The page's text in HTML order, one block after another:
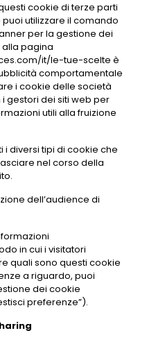
cookie di terze parti
utilizzare il comando
per la gestione dei
pagina
it/le-tue-scelte è
comportamentale
i cookie delle società
gestori dei siti web per
utili alla fruizione
i diversi tipi di cookie che
nel corso della
dell’audience di
in cui i visitatori
quali sono questi cookie
a riguardo, puoi
dei cookie
preferenze”).